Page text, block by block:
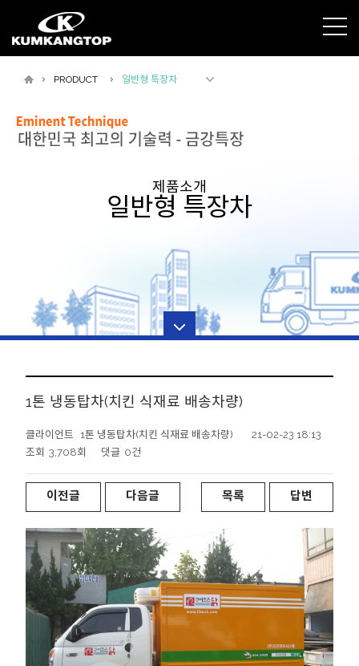
PRODUCT 일반형 특장차
제품소개
일반형 특장차
1톤 냉동탑차(치킨 식재료 배송차량)
클라이언트 1톤 냉동탑차(치킨 식재료 배송차량)
21-02-23 18:13
조회 3,708회 댓글 0건
이전글 다음글 목록 답변